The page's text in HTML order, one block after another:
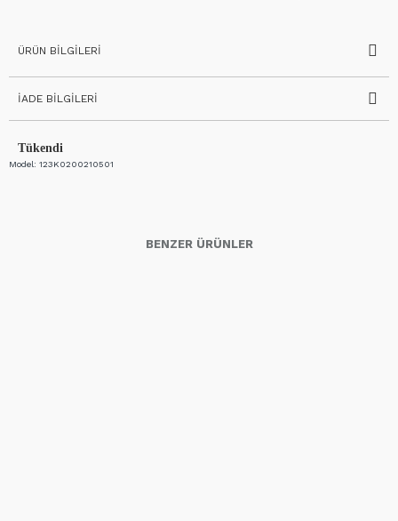
Tükendi
Model: 123K0200210501
ÜRÜN BILGILERI
İADE BILGILERI
BENZER ÜRÜNLER